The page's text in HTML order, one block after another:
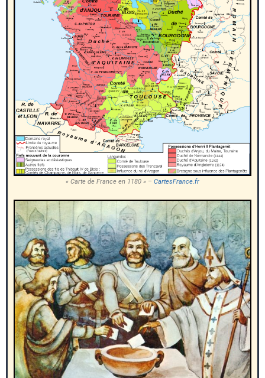
« Carte de France en 1180 » – CartesFrance.fr